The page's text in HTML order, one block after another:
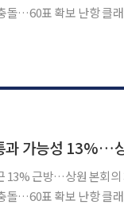
돌…60표 확보 난항 클
과 가능성 13%…
13% 근방…상원 본회
돌…60표 확보 난항 클